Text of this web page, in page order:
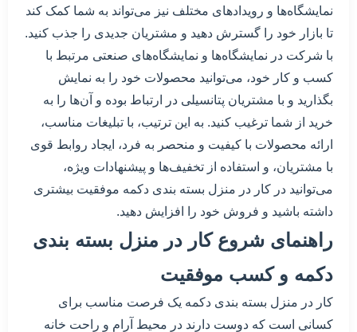
نمایشگاه‌ها و رویدادهای مختلف نیز می‌تواند به شما کمک کند
تا بازار خود را گسترش دهید و مشتریان جدیدی را جذب کنید.
با شرکت در نمایشگاه‌ها و نمایشگاه‌های صنعتی مرتبط با
کسب و کار خود، می‌توانید محصولات خود را به نمایش
بگذارید و با مشتریان پتانسیلی در ارتباط بوده و آن‌ها را به
خرید از شما ترغیب کنید. به این ترتیب، با تبلیغات مناسب،
ارائه محصولات با کیفیت و منحصر به فرد، ایجاد روابط قوی
با مشتریان، و استفاده از تخفیف‌ها و پیشنهادات ویژه،
می‌توانید در کار در منزل بسته بندی دکمه موفقیت بیشتری
داشته باشید و فروش خود را افزایش دهید.
راهنمای شروع کار در منزل بسته بندی
دکمه و کسب موفقیت
کار در منزل بسته بندی دکمه یک فرصت مناسب برای
کسانی است که دوست دارند در محیط آرام و راحت خانه